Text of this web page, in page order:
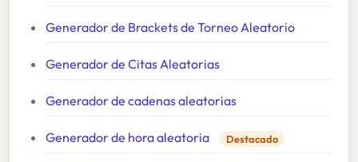
Generador de Brackets de Torneo Aleatorio
Generador de Citas Aleatorias
Generador de cadenas aleatorias
Generador de hora aleatoria Destacado